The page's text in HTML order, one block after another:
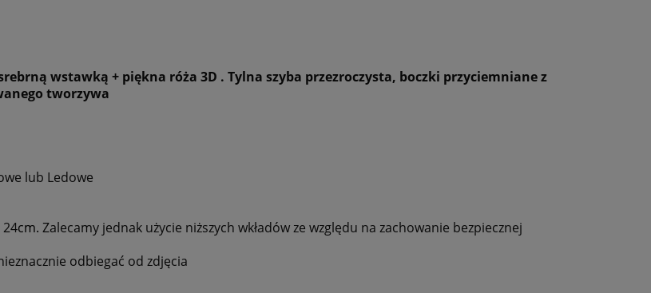
wstawką + piękna róża 3D . Tylna szyba przezroczysta, boczki przyciemniane z
tworzywa
lub Ledowe
cm. Zalecamy jednak użycie niższych wkładów ze względu na zachowanie bezpiecznej
odbiegać od zdjęcia